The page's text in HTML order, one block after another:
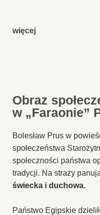
więcej
Obraz
w „Faraonie”
Bolesław Prus w
społeczeństwa
społeczności państwa
tradycji. Na straży
świecka i duchowa.
Państwo Egipskie